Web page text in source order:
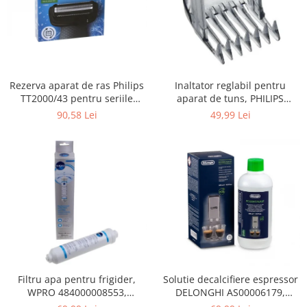
Gaming, Carti & Birotica
Birotica & Papetarie
Accesorii aparate de ras electrice
Accesorii aparate hair styling
Aparate & Accesorii ingrijire
Aparate cosmetice
Articole Sanatate si Wellness
Consumabile sanitare
Cosmetice si produse ingrijire
personala
Igiena dentara
Jucarii, Copii & Bebe
Camera copilului
Hrana bebelusi
Rezerva aparat de ras Philips
TT2000/43 pentru seriile
Bodygroom 3000/5000/7000 si
90,58 Lei
Inaltator reglabil pentru
aparat de tuns, PHILIPS
422203633281, 3-15 mm,
49,99 Lei
Filtru apa pentru frigider,
WPRO 484000008553,
Solutie decalcifiere espressor
DELONGHI AS00006179,